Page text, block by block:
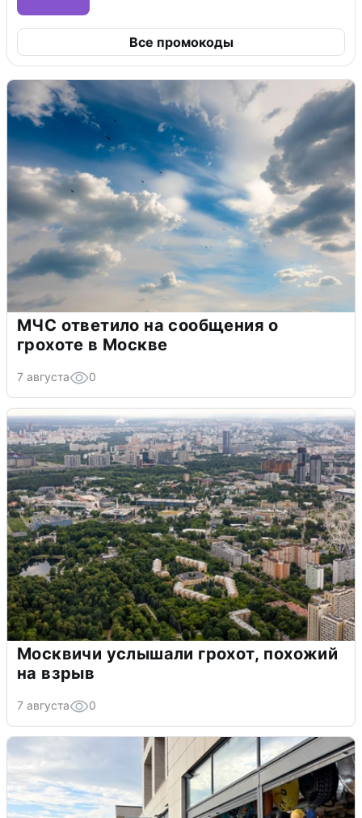
Все промокоды
МЧС ответило на сообщения о
грохоте в Москве
7 августа 0
Москвичи услышали грохот, похожий
на взрыв
7 августа 0